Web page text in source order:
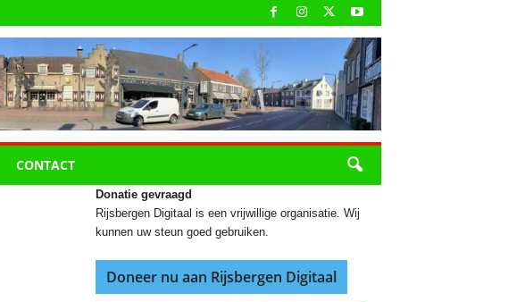
CONTACT
Donatie gevraagd
Rijsbergen Digitaal is een vrijwillige organisatie. Wij
kunnen uw steun goed gebruiken.
Doneer nu aan Rijsbergen Digitaal